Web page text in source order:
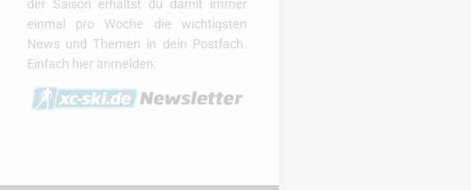
der Saison erhältst du damit immer
einmal pro Woche die wichtigsten
News und Themen in dein Postfach.
Einfach hier anmelden: